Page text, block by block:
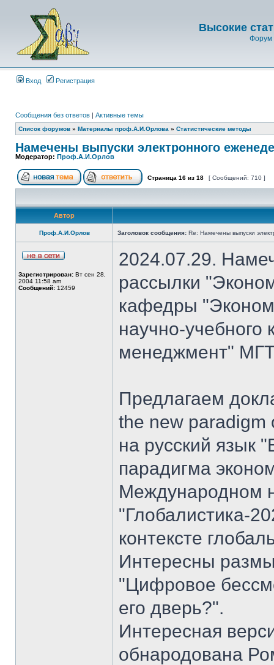
Высокие
Форум
Вход Регистрация
Сообщения без ответов | Активные темы
Список форумов » Материалы проф.А.И.Орлова » Статистические методы
Намечены выпуски электронного
Модератор: Проф.А.И.Орлов
Страница 16 из 18 [ Сообщений: 710 ]
Автор
Проф.А.И.Орлов Заголовок сообщения: Re: Намечены выпуски
Зарегистрирован: Вт сен 28,
2004 11:58 am
Сообщений: 12459
2024.07.29.
рассылки
кафедры
научно-
менеджмент"
Предлагаем
the new paradigm
на русский язык
парадигма
Международном
"Глобалистика-
контексте
Интересны
"Цифровое
его дверь?".
Интересная
обнародована